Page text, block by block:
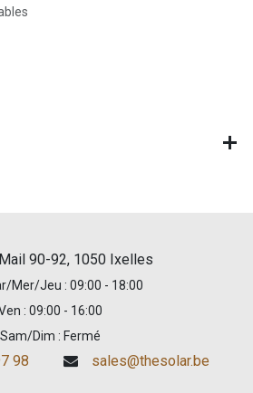
90-92, 1050 Ixelles
Mer/Jeu : 09:00 - 18:00
: 09:00 - 16:00
Sam/Dim : Fermé
98 sales@thesolar.be